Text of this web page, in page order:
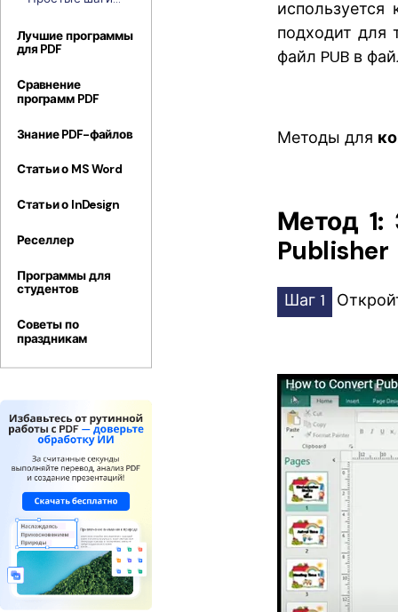
нескольких
гиперссылки в
PDF-файл в
Лучшие программы
для PDF
Сравнение
программ PDF
Знание PDF-файлов
Статьи о MS Word
Статьи о InDesign
Реселлер
Программы для
студентов
Советы по
праздникам
подходит для
файл PUB в
Методы для
Метод 1:
Publisher
Шаг 1